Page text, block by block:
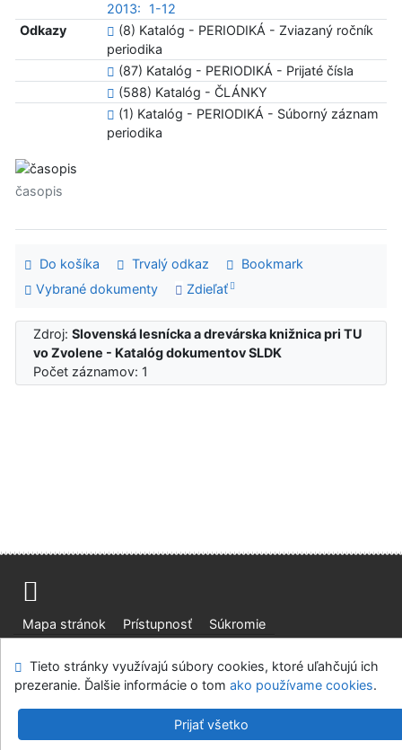
2013:
1-12
Odkazy
(8) Katalóg - PERIODIKÁ - Zviazaný ročník
periodika
(87) Katalóg - PERIODIKÁ - Prijaté čísla
(588) Katalóg - ČLÁNKY
(1) Katalóg - PERIODIKÁ - Súborný záznam
periodika
časopis
Do košíka Trvalý odkaz
Bookmark
Vybrané dokumenty
Zdieľať
Zdroj:Slovenská lesnícka a drevárska knižnica pri TU
vo Zvolene - Katalóg dokumentov SLDK
Počet záznamov: 1
Mapa stránok Prístupnosť
Súkromie
Slovenská lesnícka a drevárska knižnica pri Technickej
univerzite vo Zvolene
v.4.8.63a
Tieto stránky využívajú súbory cookies, ktoré uľahčujú ich
prezeranie. Ďalšie informácie o tom ako používame cookies.
Prijať všetko